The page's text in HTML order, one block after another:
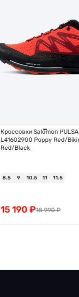
Кроссовки Salomon
L41602900 Poppy Red/
Red/Black
8.5 9 10.5 11 11.5
18 990₽
15 190 ₽